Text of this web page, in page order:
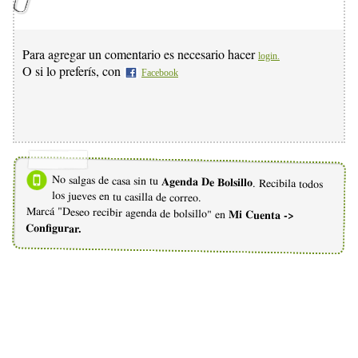
Para agregar un comentario es necesario hacer login.
O si lo preferís, con Facebook
No salgas de casa sin tu Agenda De Bolsillo. Recibila todos
los jueves en tu casilla de correo.
Marcá "Deseo recibir agenda de bolsillo" en Mi Cuenta ->
Configurar.